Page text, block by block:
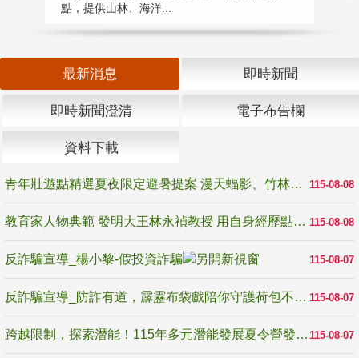
點，提供山林、海洋...
最新消息 即時新聞
即時新聞澄清 電子布告欄
資料下載
115-08-08
青年壯遊點精選夏夜限定避暑提案 漫天蝠影、竹林尋蛙、茶香夜觀 邀青年暮色出發
115-08-08
教育家人物典範 發明大王林永禎教授 用自身經歷點亮學生的路
115-08-07
反詐騙宣導_楊小黎-假投資詐騙
115-08-07
反詐騙宣導_防詐有道，霹靂布袋戲陪你守護荷包不受騙
115-08-07
跨越限制，探索潛能！115年多元潛能發展夏令營發掘生命無限可能